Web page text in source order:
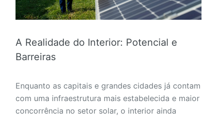
A Realidade do Interior: Potencial e
Barreiras
Enquanto as capitais e grandes cidades já contam
com uma infraestrutura mais estabelecida e maior
concorrência no setor solar, o interior ainda